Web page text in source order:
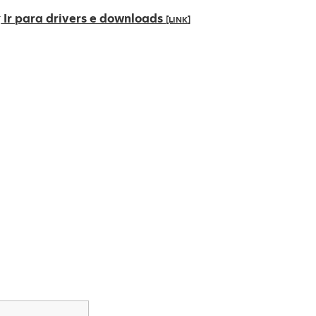
Ir para drivers e downloads [LINK]